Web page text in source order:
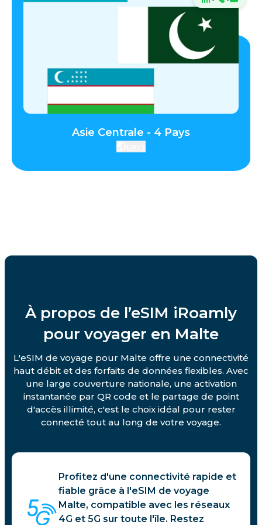
Asie Centrale - 4 Pays
À propos de l’eSIM iRoamly
pour voyager en Malte
L'eSIM de voyage pour Malte offre une connectivité
haut débit et des forfaits de données flexibles. Avec
une large couverture nationale, une activation
instantanée par QR code et le partage de point
d'accès illimité, c'est le choix idéal pour rester
connecté tout au long de votre voyage.
Profitez d'une connectivité rapide et
fiable grâce à l'eSIM de voyage
Malte, compatible avec les réseaux
4G et 5G sur toute l'île. Restez